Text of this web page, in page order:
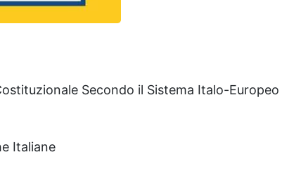
Secondo il Sistema Italo-
Italiane